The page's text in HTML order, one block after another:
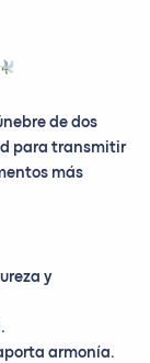
de dos
para transmitir
más
y
armonía.